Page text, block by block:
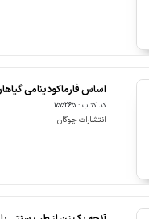
اساس فارماکودینامی
کد کتاب : 155265
انتشارات چوگان